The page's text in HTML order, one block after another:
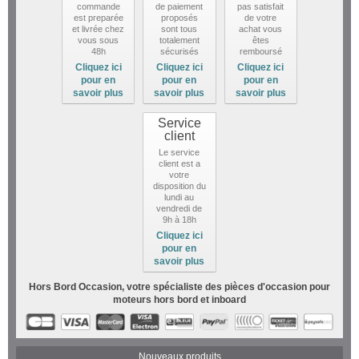
commande
est preparée
et livrée chez
vous sous
48h
Cliquez ici
pour en
savoir plus
de paiement
proposés
sont tous
totalement
sécurisés
Cliquez ici
pour en
savoir plus
pas satisfait
de votre
achat vous
êtes
remboursé
Cliquez ici
pour en
savoir plus
Service
client
Le service
client est a
votre
disposition du
lundi au
vendredi de
9h à 18h
Cliquez ici
pour en
savoir plus
Hors Bord Occasion, votre spécialiste des pièces d'occasion pour
moteurs hors bord et inboard
Nouveaux produits